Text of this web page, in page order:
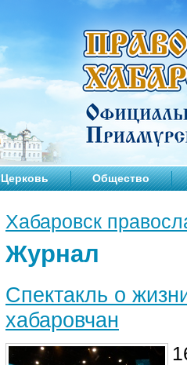
Церковь Общество
Хабаровск
Журнал
Спектакль о
хабаровчан